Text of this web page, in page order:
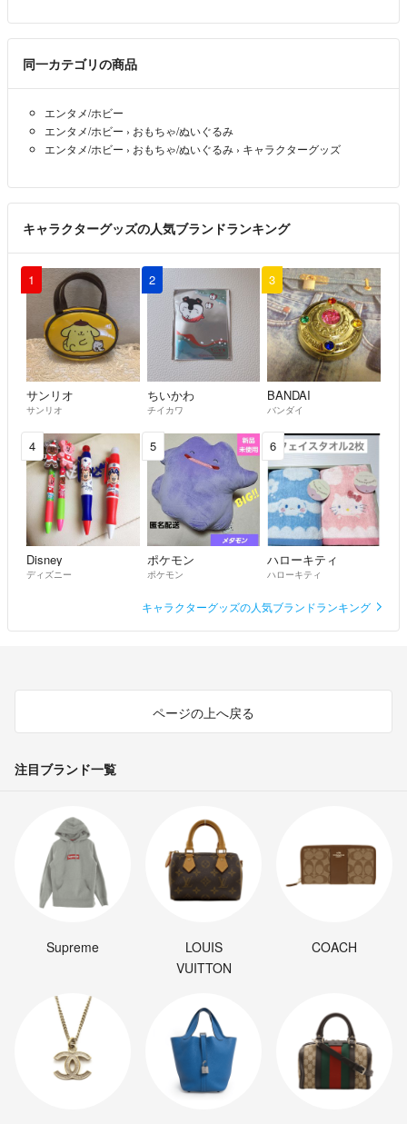
同一カテゴリの商品
エンタメ/ホビー
エンタメ/ホビー › おもちゃ/ぬいぐるみ
エンタメ/ホビー › おもちゃ/ぬいぐるみ › キャラクターグッズ
キャラクターグッズの人気ブランドランキング
1
サンリオ
サンリオ
2
ちいかわ
チイカワ
3
BANDAI
バンダイ
4
Disney
ディズニー
5
ポケモン
ポケモン
6
ハローキティ
ハローキティ
キャラクターグッズの人気ブランドランキング
ページの上へ戻る
注目ブランド一覧
Supreme
LOUIS
VUITTON
COACH